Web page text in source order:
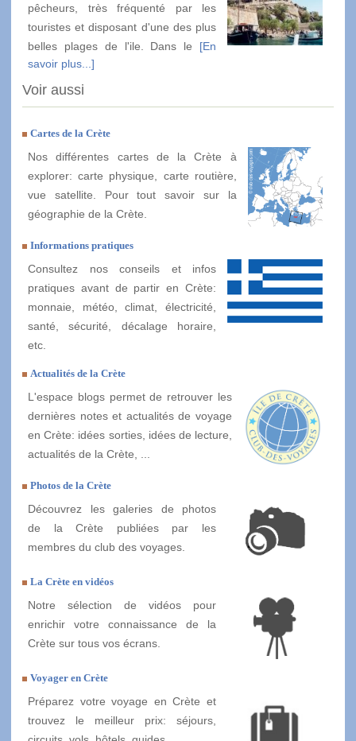
pêcheurs, très fréquenté par les
touristes et disposant d'une des plus
belles plages de l'ile. Dans le [En
savoir plus...]
Voir aussi
Cartes de la Crète
Nos différentes cartes de la Crète à
explorer: carte physique, carte routière,
vue satellite. Pour tout savoir sur la
géographie de la Crète.
Informations pratiques
Consultez nos conseils et infos
pratiques avant de partir en Crète:
monnaie, météo, climat, électricité,
santé, sécurité, décalage horaire,
etc.
Actualités de la Crète
L'espace blogs permet de retrouver les
dernières notes et actualités de voyage
en Crète: idées sorties, idées de lecture,
actualités de la Crète, ...
Photos de la Crète
Découvrez les galeries de photos
de la Crète publiées par les
membres du club des voyages.
La Crète en vidéos
Notre sélection de vidéos pour
enrichir votre connaissance de la
Crète sur tous vos écrans.
Voyager en Crète
Préparez votre voyage en Crète et
trouvez le meilleur prix: séjours,